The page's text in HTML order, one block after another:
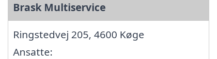
Brask Multiservice
Ringstedvej 205, 4600 Køge
Ansatte: